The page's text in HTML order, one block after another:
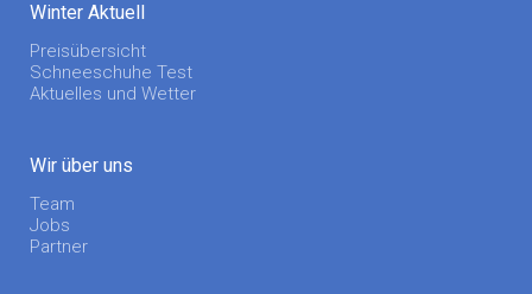
Winter Aktuell
Preisübersicht
Schneeschuhe Test
Aktuelles und Wetter
Wir über uns
Team
Jobs
Partner